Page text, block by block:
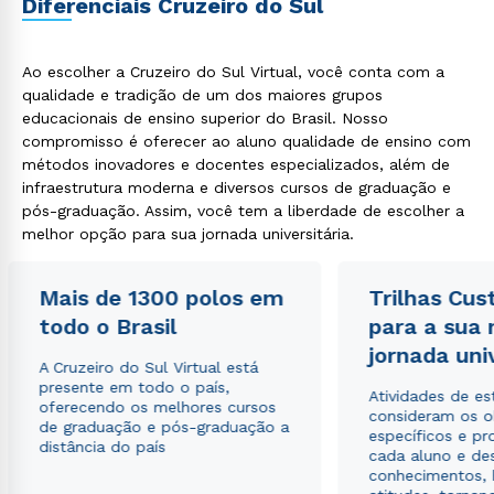
Diferenciais Cruzeiro do Sul
Ao escolher a Cruzeiro do Sul Virtual, você conta com a
qualidade e tradição de um dos maiores grupos
educacionais de ensino superior do Brasil. Nosso
compromisso é oferecer ao aluno qualidade de ensino com
métodos inovadores e docentes especializados, além de
infraestrutura moderna e diversos cursos de graduação e
pós-graduação. Assim, você tem a liberdade de escolher a
melhor opção para sua jornada universitária.
Mais de 1300 polos em
todo o Brasil
A Cruzeiro do Sul Virtual está
presente em todo o país,
oferecendo os melhores cursos
de graduação e pós-graduação a
distância do país
Trilhas
para a sua
jornada
Atividades de
consideram os
específicos e
cada aluno e
conhecimentos,
Rápido e fácil
WhatsApp
Estou de acordo com aPolítica de Privacidade.e
autorizo que meus dados sejam utilizados para o